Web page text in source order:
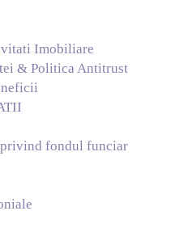
Imobiliare
& Politica Antitrust
fondul funciar